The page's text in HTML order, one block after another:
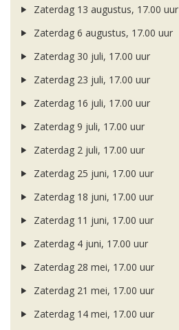
Zaterdag 13 augustus, 17.00 uur
Zaterdag 6 augustus, 17.00 uur
Zaterdag 30 juli, 17.00 uur
Zaterdag 23 juli, 17.00 uur
Zaterdag 16 juli, 17.00 uur
Zaterdag 9 juli, 17.00 uur
Zaterdag 2 juli, 17.00 uur
Zaterdag 25 juni, 17.00 uur
Zaterdag 18 juni, 17.00 uur
Zaterdag 11 juni, 17.00 uur
Zaterdag 4 juni, 17.00 uur
Zaterdag 28 mei, 17.00 uur
Zaterdag 21 mei, 17.00 uur
Zaterdag 14 mei, 17.00 uur